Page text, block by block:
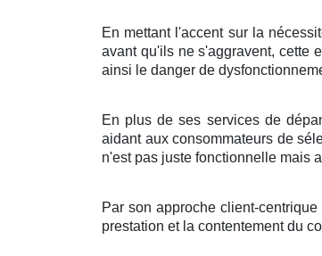
En mettant l'accent sur la
avant qu'ils ne s'aggravent, cette
ainsi le danger de
En plus de ses services de
aidant aux consommateurs de
n'est pas juste fonctionnelle mais
Par son approche client-
prestation et la contentement du